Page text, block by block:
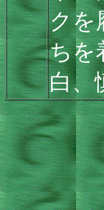
クを
ちを
白、